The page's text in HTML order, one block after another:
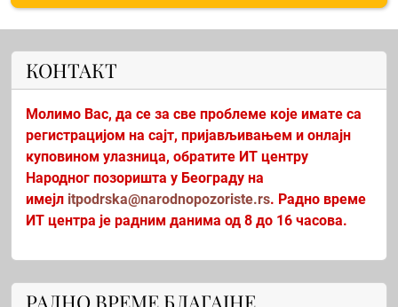
КОНТАКТ
Молимо Вас, да се за све проблеме које имате са
регистрацијом на сајт, пријављивањем и онлајн
куповином улазница, обратите ИТ центру
Народног позоришта у Београду на
имејл itpodrska@narodnopozoriste.rs. Радно време
ИТ центра је радним данима од 8 до 16 часова.
РАДНО ВРЕМЕ БЛАГАЈНЕ